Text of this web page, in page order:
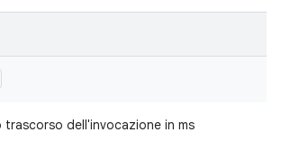
trascorso dell'invocazione in ms